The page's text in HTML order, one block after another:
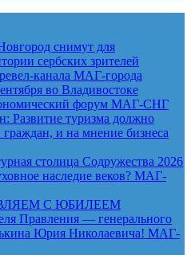
снимут для
сербских зрителей
канала МАГ-города
во Владивостоке
форум МАГ-СНГ
Развитие туризма должно
и на мнение бизнеса
столица Содружества 2026
наследие веков? МАГ-
С ЮБИЛЕЕМ
Правления — генерального
Юрия Николаевича! МАГ-